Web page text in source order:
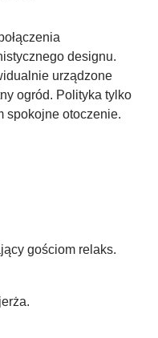
designu.
urządzone
ogród. Polityka tylko
spokojne otoczenie.
gościom relaks.